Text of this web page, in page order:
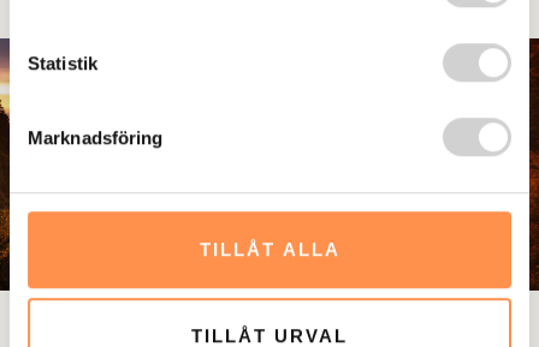
Statistik
Marknadsföring
TILLÅT ALLA
TILLÅT URVAL